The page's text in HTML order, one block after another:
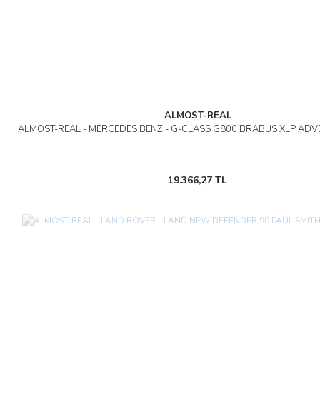
ALMOST-REAL
ALMOST-REAL - MERCEDES BENZ - G-CLASS G800 BRABUS XLP
19.366,27 TL